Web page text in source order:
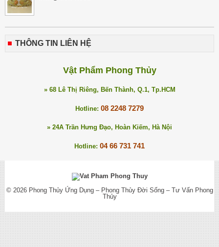
THÔNG TIN LIÊN HỆ
Vật Phẩm Phong Thủy
» 68 Lê Thị Riêng, Bến Thành, Q.1, Tp.HCM
Hotline: 08 2248 7279
» 24A Trần Hưng Đạo, Hoàn Kiếm, Hà Nội
Hotline: 04 66 731 741
© 2026 Phong Thủy Ứng Dụng – Phong Thủy Đời Sống – Tư Vấn Phong
Thủy